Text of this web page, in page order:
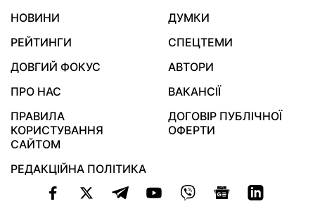
НОВИНИ
ДУМКИ
РЕЙТИНГИ
СПЕЦТЕМИ
ДОВГИЙ ФОКУС
АВТОРИ
ПРО НАС
ВАКАНСІЇ
ПРАВИЛА
КОРИСТУВАННЯ
САЙТОМ
ДОГОВІР ПУБЛІЧНОЇ
ОФЕРТИ
РЕДАКЦІЙНА ПОЛІТИКА